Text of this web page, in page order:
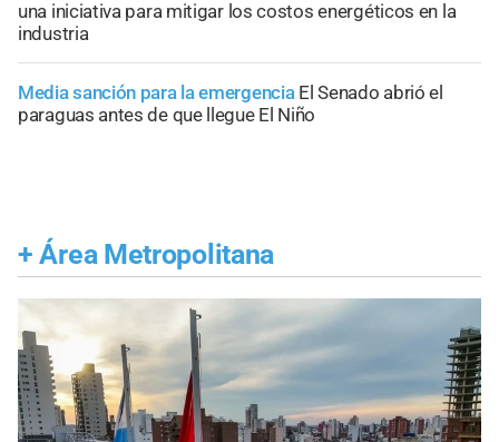
una iniciativa para mitigar los costos energéticos en la
industria
Media sanción para la emergencia El Senado abrió el
paraguas antes de que llegue El Niño
+ Área Metropolitana